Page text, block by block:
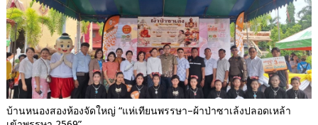
บ้านหนองสองห้องจัดใหญ่ “แห่เทียนพรรษา–ผ้าป่าซาเล้งปลอดเหล้า